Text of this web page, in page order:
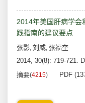
2014年美国肝病学会
践指南的建议要点
张影, 刘威, 张福奎
2014, 30(8): 719-721.
摘要(4215) PDF